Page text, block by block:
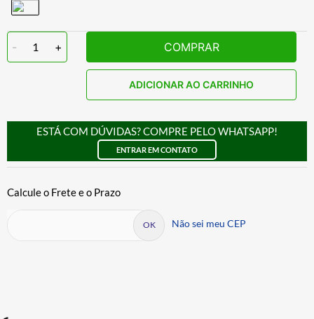
- 1 + COMPRAR
ADICIONAR AO CARRINHO
ESTÁ COM DÚVIDAS? COMPRE PELO WHATSAPP!
ENTRAR EM CONTATO
Não sei meu CEP